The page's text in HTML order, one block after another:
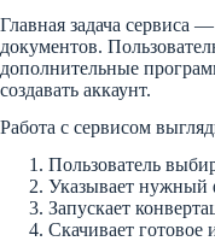
Главная задача сервиса
документов.
дополнительные
создавать аккаунт.
Работа с сервисом
Пользователь
Указывает нужный
Запускает
Скачивает готовое